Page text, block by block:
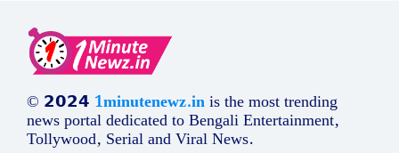
© 𝟮𝟬𝟮𝟰 1minutenewz.inis the most trending
news portal dedicated to Bengali Entertainment,
Tollywood, Serial and Viral News.